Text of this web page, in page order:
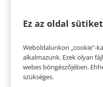
Ez az oldal
Weboldalunkon „cookie"-
alkalmazunk. Ezek olyan
webes böngészőjében.
szükséges.